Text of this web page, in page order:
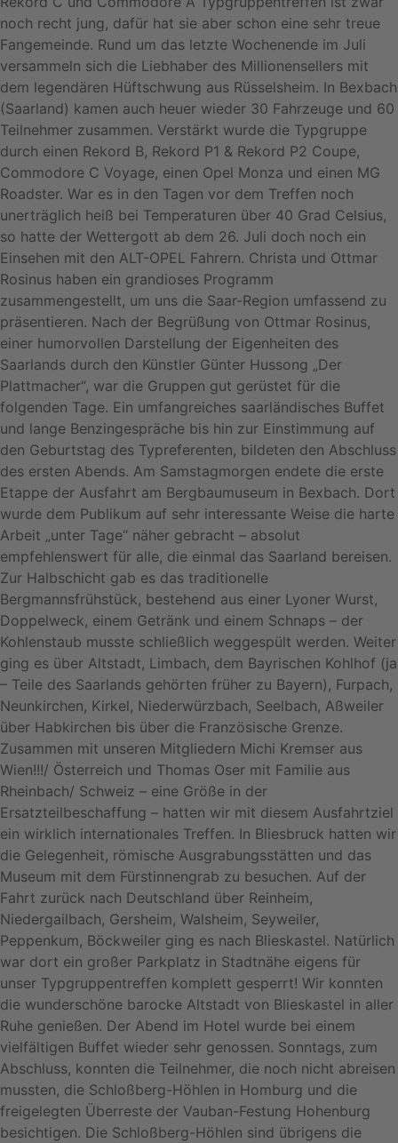
noch recht jung, dafür hat sie aber schon eine sehr treue
Fangemeinde. Rund um das letzte Wochenende im Juli
versammeln sich die Liebhaber des Millionensellers mit
dem legendären Hüftschwung aus Rüsselsheim. In Bexbach
(Saarland) kamen auch heuer wieder 30 Fahrzeuge und 60
Teilnehmer zusammen. Verstärkt wurde die Typgruppe
durch einen Rekord B, Rekord P1 & Rekord P2 Coupe,
Commodore C Voyage, einen Opel Monza und einen MG
Roadster. War es in den Tagen vor dem Treffen noch
unerträglich heiß bei Temperaturen über 40 Grad Celsius,
so hatte der Wettergott ab dem 26. Juli doch noch ein
Einsehen mit den ALT-OPEL Fahrern. Christa und Ottmar
Rosinus haben ein grandioses Programm
zusammengestellt, um uns die Saar-Region umfassend zu
präsentieren. Nach der Begrüßung von Ottmar Rosinus,
einer humorvollen Darstellung der Eigenheiten des
Saarlands durch den Künstler Günter Hussong „Der
Plattmacher“, war die Gruppen gut gerüstet für die
folgenden Tage. Ein umfangreiches saarländisches Buffet
und lange Benzingespräche bis hin zur Einstimmung auf
den Geburtstag des Typreferenten, bildeten den Abschluss
des ersten Abends. Am Samstagmorgen endete die erste
Etappe der Ausfahrt am Bergbaumuseum in Bexbach. Dort
wurde dem Publikum auf sehr interessante Weise die harte
Arbeit „unter Tage“ näher gebracht – absolut
empfehlenswert für alle, die einmal das Saarland bereisen.
Zur Halbschicht gab es das traditionelle
Bergmannsfrühstück, bestehend aus einer Lyoner Wurst,
Doppelweck, einem Getränk und einem Schnaps – der
Kohlenstaub musste schließlich weggespült werden. Weiter
ging es über Altstadt, Limbach, dem Bayrischen Kohlhof (ja
– Teile des Saarlands gehörten früher zu Bayern), Furpach,
Neunkirchen, Kirkel, Niederwürzbach, Seelbach, Aßweiler
über Habkirchen bis über die Französische Grenze.
Zusammen mit unseren Mitgliedern Michi Kremser aus
Wien!!!/ Österreich und Thomas Oser mit Familie aus
Rheinbach/ Schweiz – eine Größe in der
Ersatzteilbeschaffung – hatten wir mit diesem Ausfahrtziel
ein wirklich internationales Treffen. In Bliesbruck hatten wir
die Gelegenheit, römische Ausgrabungsstätten und das
Museum mit dem Fürstinnengrab zu besuchen. Auf der
Fahrt zurück nach Deutschland über Reinheim,
Niedergailbach, Gersheim, Walsheim, Seyweiler,
Peppenkum, Böckweiler ging es nach Blieskastel. Natürlich
war dort ein großer Parkplatz in Stadtnähe eigens für
unser Typgruppentreffen komplett gesperrt! Wir konnten
die wunderschöne barocke Altstadt von Blieskastel in aller
Ruhe genießen. Der Abend im Hotel wurde bei einem
vielfältigen Buffet wieder sehr genossen. Sonntags, zum
Abschluss, konnten die Teilnehmer, die noch nicht abreisen
mussten, die Schloßberg-Höhlen in Homburg und die
freigelegten Überreste der Vauban-Festung Hohenburg
besichtigen. Die Schloßberg-Höhlen sind übrigens die